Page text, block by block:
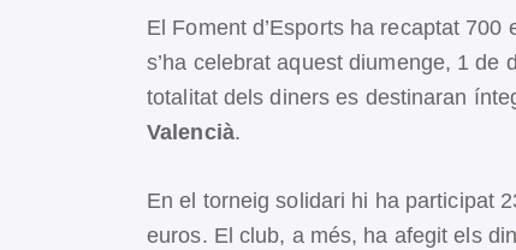
El Foment d’Esports ha recaptat
s’ha celebrat aquest diumenge, 1
totalitat dels diners es destinaran
Valencià.
En el torneig solidari hi ha participat
euros. El club, a més, ha afegit els